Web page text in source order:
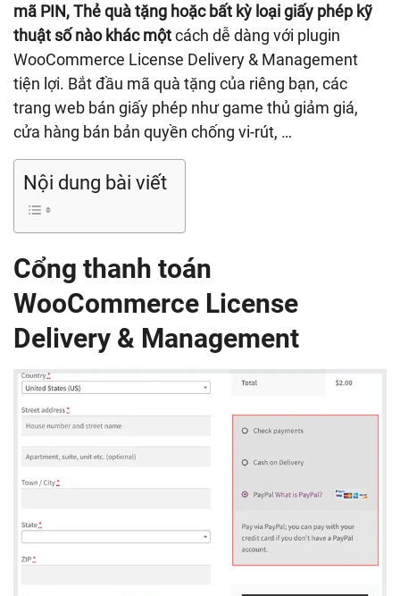
mã PIN, Thẻ quà tặng hoặc bất kỳ loại giấy phép kỹ
thuật số nào khác mộtcách dễ dàng với plugin
WooCommerce License Delivery & Management
tiện lợi. Bắt đầu mã quà tặng của riêng bạn, các
trang web bán giấy phép như game thủ giảm giá,
cửa hàng bán bản quyền chống vi-rút, …
Nội dung bài viết
Cổng thanh toán
WooCommerce License
Delivery & Management